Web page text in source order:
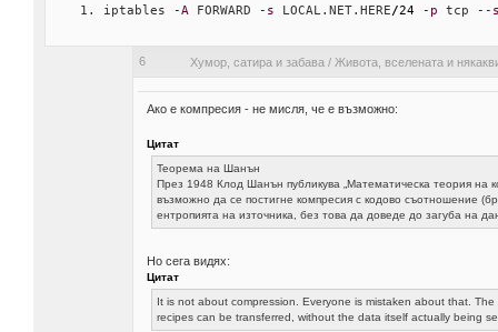
iptables -A FORWARD -s LOCAL.NET.HERE/24 -p tcp --
6 Хумор, сатира и забава / Живота, вселената и
Ако е компресия - не мисля, че е възможно:
Цитат
Теорема на Шанън
През 1948 Клод Шанън публикува „Математическа теория на
възможно да се постигне компресия с кодово съотношение
ентропията на източника, без това да доведе до загуба на
Но сега видях:
Цитат
It is not about compression. Everyone is mistaken about that.
recipes can be transferred, without the data itself actually being